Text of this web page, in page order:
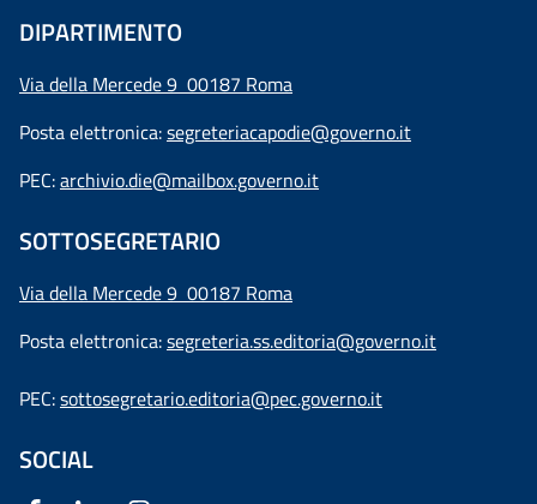
DIPARTIMENTO
Via della Mercede 9 00187 Roma
Posta elettronica:segreteriacapodie@governo.it
PEC:archivio.die@mailbox.governo.it
SOTTOSEGRETARIO
Via della Mercede 9 00187 Roma
Posta elettronica:segreteria.ss.editoria@governo.it
PEC:sottosegretario.editoria@pec.governo.it
SOCIAL